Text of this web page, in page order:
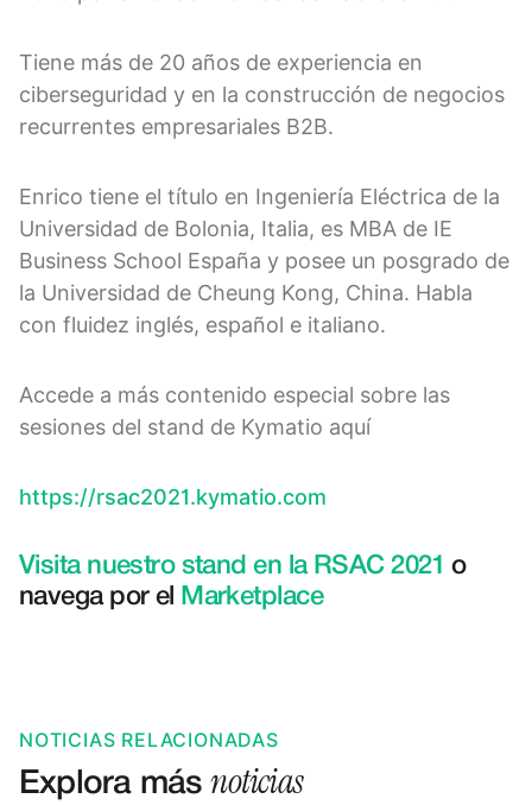
Tiene más de 20 años de experiencia en
ciberseguridad y en la construcción de negocios
recurrentes empresariales B2B.
Enrico tiene el título en Ingeniería Eléctrica de la
Universidad de Bolonia, Italia, es MBA de IE
Business School España y posee un posgrado de
la Universidad de Cheung Kong, China. Habla
con fluidez inglés, español e italiano.
Accede a más contenido especial sobre las
sesiones del stand de Kymatio aquí
https://rsac2021.kymatio.com
Visita nuestro stand en la RSAC 2021 o
navega por el
Marketplace
NOTICIAS RELACIONADAS
Explora másnoticias